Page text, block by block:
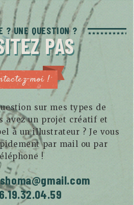
? UNE QUESTION ?
PAS
moi !
sur mes types de
avez un projet créatif et
à un illustrateur ? Je vous
par mail ou par
!